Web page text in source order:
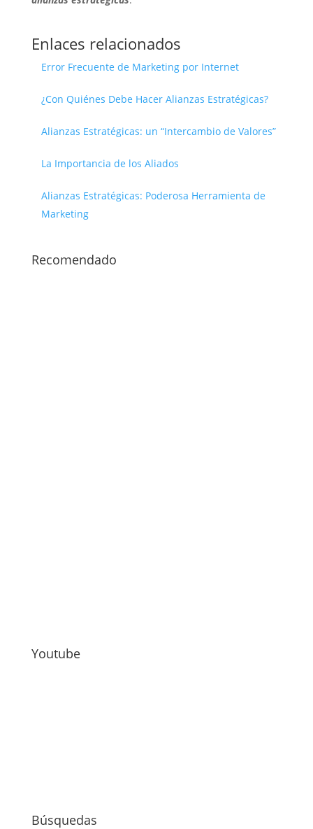
Enlaces relacionados
Error Frecuente de Marketing por Internet
¿Con Quiénes Debe Hacer Alianzas Estratégicas?
Alianzas Estratégicas: un “Intercambio de Valores”
La Importancia de los Aliados
Alianzas Estratégicas: Poderosa Herramienta de
Marketing
Recomendado
Youtube
Búsquedas